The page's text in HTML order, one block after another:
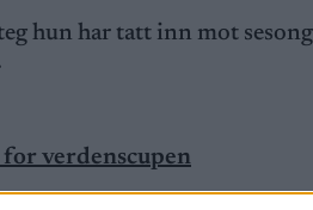
hun har tatt inn mot
verdenscupen